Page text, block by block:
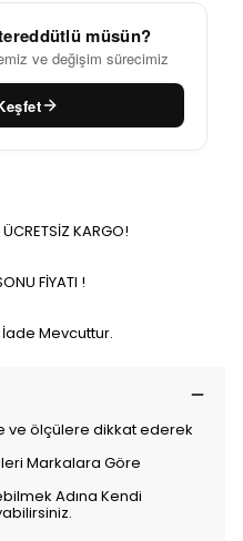
müsün?
ve değişim sürecimiz
KARGO!
FİYATI !
Mevcuttur.
ve ölçülere dikkat ederek
Markalara Göre
Adına Kendi